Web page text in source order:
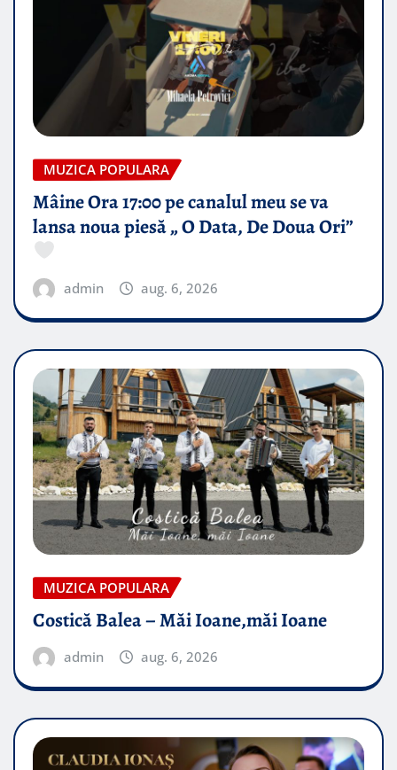
MUZICA POPULARA
Mâine Ora 17:00 pe canalul meu se va
lansa noua piesă „ O Data, De Doua Ori”
admin aug. 6, 2026
MUZICA POPULARA
Costică Balea – Măi Ioane,măi Ioane
admin aug. 6, 2026